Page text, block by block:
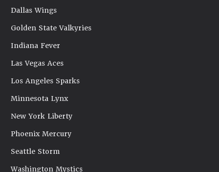
Dallas Wings
Golden State Valkyries
Indiana Fever
Las Vegas Aces
Los Angeles Sparks
Minnesota Lynx
New York Liberty
Phoenix Mercury
Seattle Storm
Washington Mystics